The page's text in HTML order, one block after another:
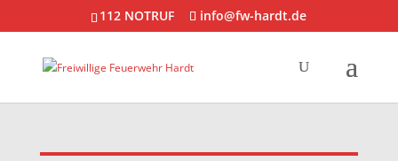
112 NOTRUF info@fw-hardt.de